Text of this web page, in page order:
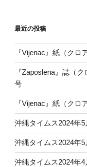
最近の投稿
『Vijenac』紙（クロ
『Zaposlena』誌（
号
『Vijenac』紙（クロ
沖縄タイムス2024年5
沖縄タイムス2024年5
沖縄タイムス2024年4